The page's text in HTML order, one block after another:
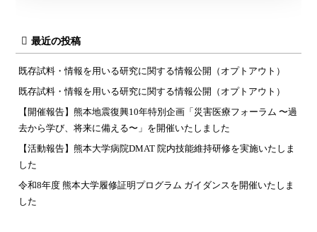
最近の投稿
既存試料・情報を用いる研究に関する情報公開（オプトアウト）
既存試料・情報を用いる研究に関する情報公開（オプトアウト）
【開催報告】熊本地震復興10年特別企画「災害医療フォーラム 〜過
去から学び、将来に備える〜」を開催いたしました
【活動報告】熊本大学病院DMAT 院内技能維持研修を実施いたしま
した
令和8年度 熊本大学履修証明プログラム ガイダンスを開催いたしま
した